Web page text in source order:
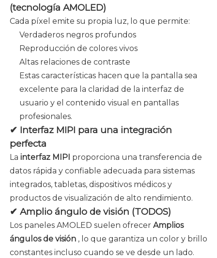
(tecnología AMOLED)
Cada píxel emite su propia luz, lo que permite:
Verdaderos negros profundos
Reproducción de colores vivos
Altas relaciones de contraste
Estas características hacen que la pantalla sea
excelente para la claridad de la interfaz de
usuario y el contenido visual en pantallas
profesionales.
✔ Interfaz MIPI para una integración
perfecta
La interfaz MIPI proporciona una transferencia de
datos rápida y confiable adecuada para sistemas
integrados, tabletas, dispositivos médicos y
productos de visualización de alto rendimiento.
✔ Amplio ángulo de visión (TODOS)
Los paneles AMOLED suelen ofrecer Amplios
ángulos de visión , lo que garantiza un color y brillo
constantes incluso cuando se ve desde un lado.